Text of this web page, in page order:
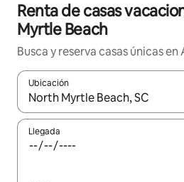
Renta de casas
Myrtle Beach
Busca y reserva casas únicas en
Ubicación
Cuando los resultados estén
Llegada